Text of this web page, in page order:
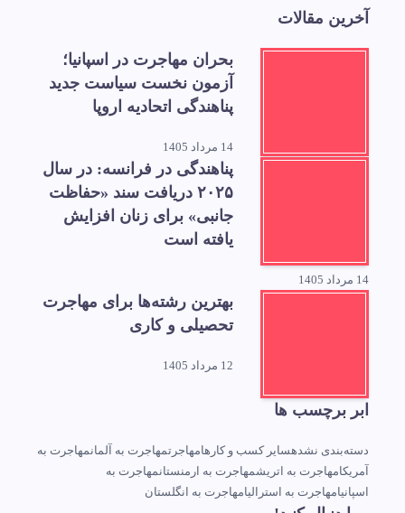
آخرین مقالات
بحران مهاجرت در اسپانیا؛
آزمون نخست سیاست جدید
پناهندگی اتحادیه اروپا
14 مرداد 1405
پناهندگی در فرانسه: در سال
۲۰۲۵ دریافت سند «حفاظت
جانبی» برای زنان افزایش
یافته است
14 مرداد 1405
بهترین رشته‌ها برای مهاجرت
تحصیلی و کاری
12 مرداد 1405
ابر برچسب ها
دسته‌بندی نشدهسایر کسب و کارهامهاجرتمهاجرت به آلمانمهاجرت به
آمریکامهاجرت به اتریشمهاجرت به ارمنستانمهاجرت به
اسپانیامهاجرت به استرالیامهاجرت به انگلستان